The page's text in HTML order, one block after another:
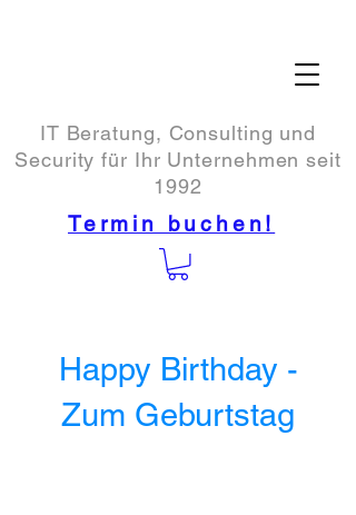
IT Beratung, Consulting und
Security für Ihr Unternehmen seit
1992
Termin buchen!
Happy Birthday -
Zum Geburtstag